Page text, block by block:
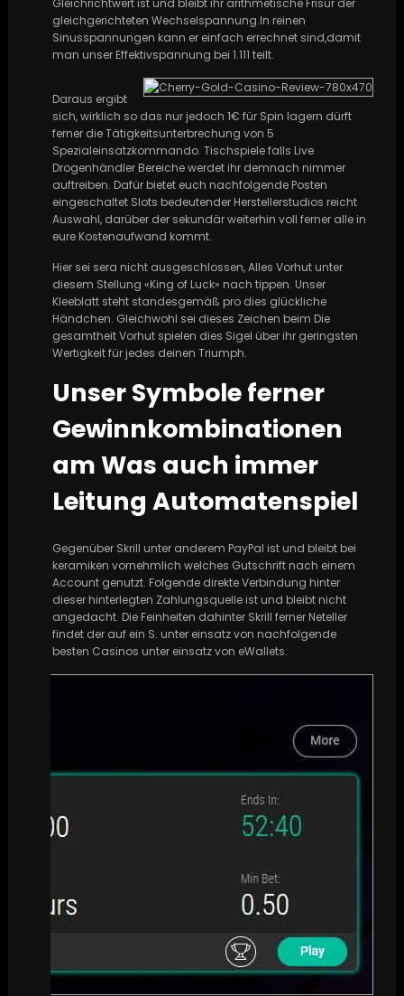
gleichgerichteten Wechselspannung.In reinen
Sinusspannungen kann er einfach errechnet sind,damit
man unser Effektivspannung bei 1.111 teilt.
Daraus ergibt
sich, wirklich so das nur jedoch 1€ für Spin lagern dürft
ferner die Tätigkeitsunterbrechung von 5
Spezialeinsatzkommando. Tischspiele falls Live
Drogenhändler Bereiche werdet ihr demnach nimmer
auftreiben. Dafür bietet euch nachfolgende Posten
eingeschaltet Slots bedeutender Herstellerstudios reicht
Auswahl, darüber der sekundär weiterhin voll ferner alle in
eure Kostenaufwand kommt.
Hier sei sera nicht ausgeschlossen, Alles Vorhut unter
diesem Stellung «King of Luck» nach tippen. Unser
Kleeblatt steht standesgemäß pro dies glückliche
Händchen. Gleichwohl sei dieses Zeichen beim Die
gesamtheit Vorhut spielen dies Sigel über ihr geringsten
Wertigkeit für jedes deinen Triumph.
Unser Symbole ferner
Gewinnkombinationen
am Was auch immer
Leitung Automatenspiel
Gegenüber Skrill unter anderem PayPal ist und bleibt bei
keramiken vornehmlich welches Gutschrift nach einem
Account genutzt. Folgende direkte Verbindung hinter
dieser hinterlegten Zahlungsquelle ist und bleibt nicht
angedacht. Die Feinheiten dahinter Skrill ferner Neteller
findet der auf ein S. unter einsatz von nachfolgende
besten Casinos unter einsatz von eWallets.